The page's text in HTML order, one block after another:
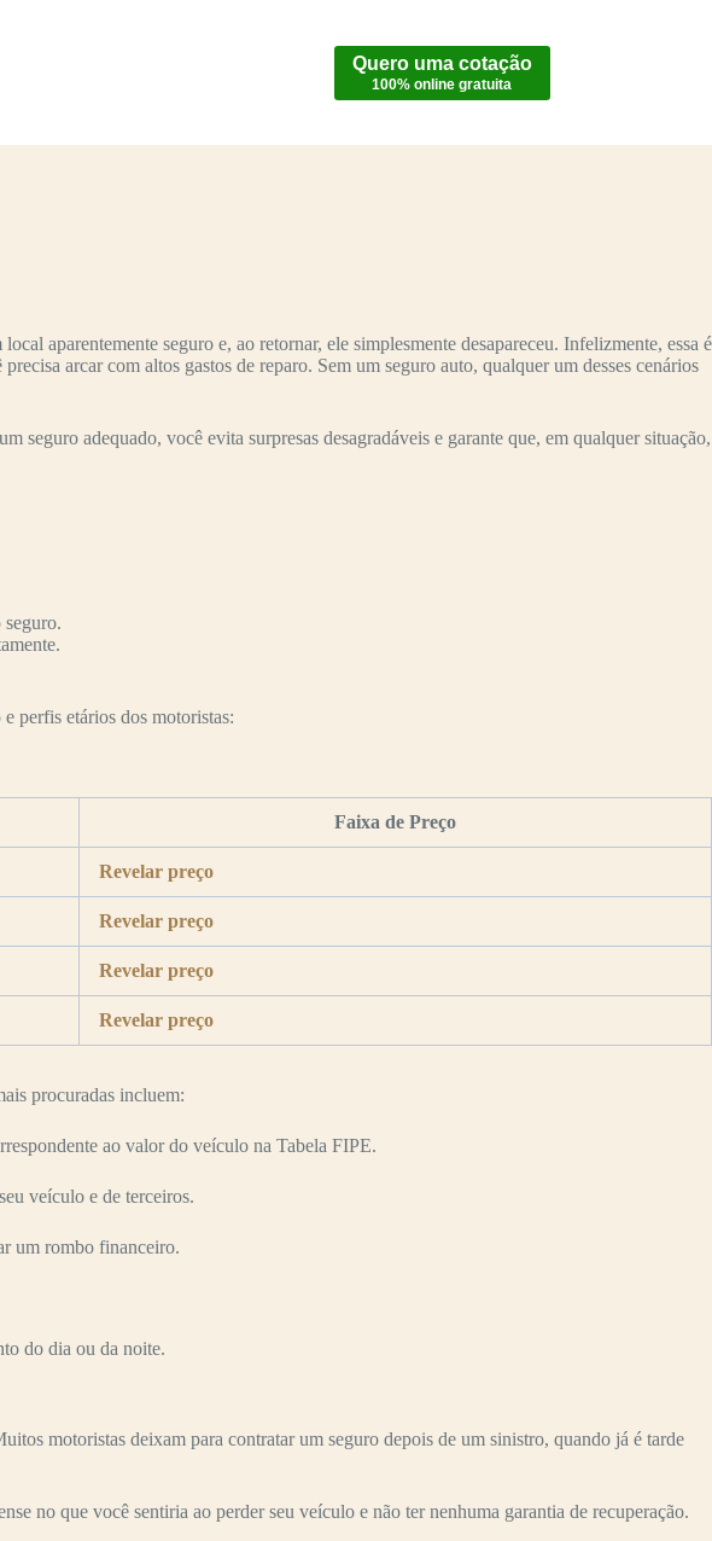
Quero uma cotação
100% online gratuita
local aparentemente seguro e, ao retornar, ele simplesmente desapareceu. Infelizmente, essa é
arcar com altos gastos de reparo. Sem um seguro auto, qualquer um desses cenários
seguro adequado, você evita surpresas desagradáveis e garante que, em qualquer situação,
perfis etários dos motoristas:
Faixa de Preço
Revelar preço
Revelar preço
Revelar preço
Revelar preço
procuradas incluem:
ao valor do veículo na Tabela FIPE.
veículo e de terceiros.
um rombo financeiro.
do dia ou da noite.
motoristas deixam para contratar um seguro depois de um sinistro, quando já é tarde
no que você sentiria ao perder seu veículo e não ter nenhuma garantia de recuperação.